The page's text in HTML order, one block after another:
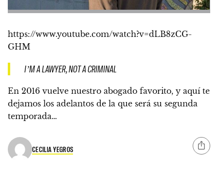
https://www.youtube.com/watch?v=dLB8zCG-
GHM
I’M A LAWYER, NOT A CRIMINAL
En 2016 vuelve nuestro abogado favorito, y aquí te
dejamos los adelantos de la que será su segunda
temporada…
CECILIA YEGROS